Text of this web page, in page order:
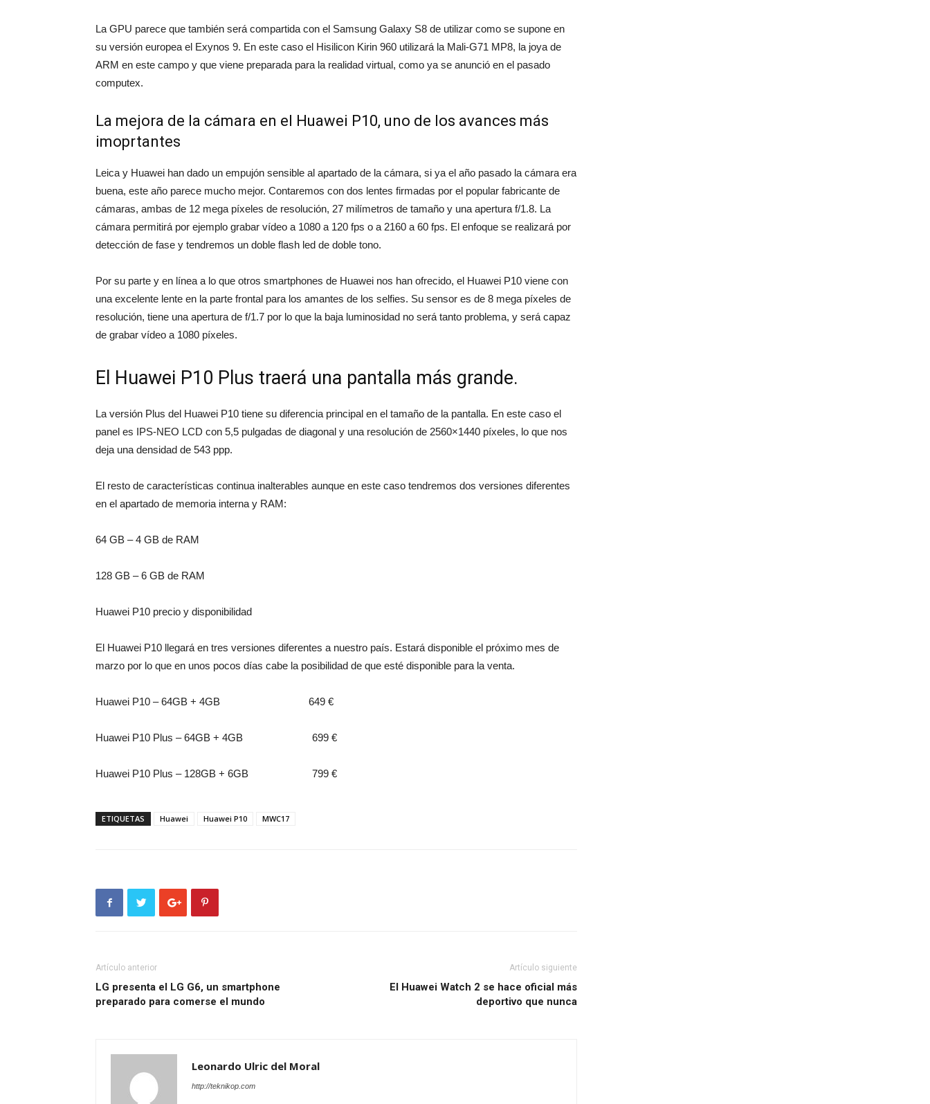
La GPU parece que también será compartida con el Samsung Galaxy S8 de utilizar como se supone en
su versión europea el Exynos 9. En este caso el Hisilicon Kirin 960 utilizará la Mali-G71 MP8, la joya de
ARM en este campo y que viene preparada para la realidad virtual, como ya se anunció en el pasado
computex.
La mejora de la cámara en el Huawei P10, uno de los avances más
imoprtantes
Leica y Huawei han dado un empujón sensible al apartado de la cámara, si ya el año pasado la cámara era
buena, este año parece mucho mejor. Contaremos con dos lentes firmadas por el popular fabricante de
cámaras, ambas de 12 mega píxeles de resolución, 27 milímetros de tamaño y una apertura f/1.8. La
cámara permitirá por ejemplo grabar vídeo a 1080 a 120 fps o a 2160 a 60 fps. El enfoque se realizará por
detección de fase y tendremos un doble flash led de doble tono.
Por su parte y en línea a lo que otros smartphones de Huawei nos han ofrecido, el Huawei P10 viene con
una excelente lente en la parte frontal para los amantes de los selfies. Su sensor es de 8 mega píxeles de
resolución, tiene una apertura de f/1.7 por lo que la baja luminosidad no será tanto problema, y será capaz
de grabar vídeo a 1080 píxeles.
El Huawei P10 Plus traerá una pantalla más grande.
La versión Plus del Huawei P10 tiene su diferencia principal en el tamaño de la pantalla. En este caso el
panel es IPS-NEO LCD con 5,5 pulgadas de diagonal y una resolución de 2560×1440 píxeles, lo que nos
deja una densidad de 543 ppp.
El resto de características continua inalterables aunque en este caso tendremos dos versiones diferentes
en el apartado de memoria interna y RAM:
64 GB – 4 GB de RAM
128 GB – 6 GB de RAM
Huawei P10 precio y disponibilidad
El Huawei P10 llegará en tres versiones diferentes a nuestro país. Estará disponible el próximo mes de
marzo por lo que en unos pocos días cabe la posibilidad de que esté disponible para la venta.
Huawei P10 – 64GB + 4GB 649 €
Huawei P10 Plus – 64GB + 4GB 699 €
Huawei P10 Plus – 128GB + 6GB 799 €
ETIQUETAS Huawei Huawei P10 MWC17
Artículo anterior
LG presenta el LG G6, un smartphone
preparado para comerse el mundo
Artículo siguiente
El Huawei Watch 2 se hace oficial más
deportivo que nunca
Leonardo Ulric del Moral
http://teknikop.com